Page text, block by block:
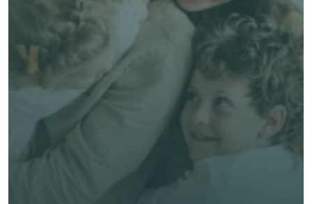
了解 Alea 賣點
免費獲得個人化專屬報價
專業客觀建議，全程貼心跟進
節省時間與保費成本，享無憂投保體驗
立即獲取獨立客觀建議